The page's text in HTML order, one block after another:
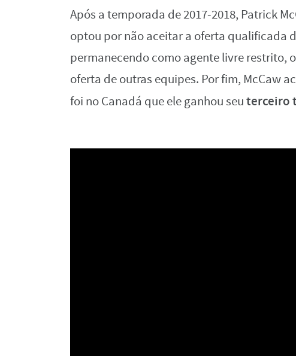
Após a temporada de 2017-2018, Patrick
optou por não aceitar a oferta qualificada
permanecendo como agente livre restrito,
oferta de outras equipes. Por fim, McCaw
foi no Canadá que ele ganhou seuterceiro